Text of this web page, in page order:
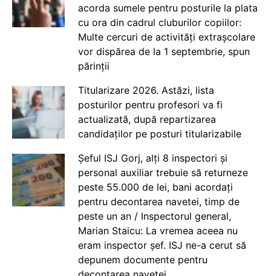
acorda sumele pentru posturile la plata
cu ora din cadrul cluburilor copiilor:
Multe cercuri de activități extrașcolare
vor dispărea de la 1 septembrie, spun
părinții
Titularizare 2026. Astăzi, lista
posturilor pentru profesori va fi
actualizată, după repartizarea
candidaților pe posturi titularizabile
Șeful ISJ Gorj, alți 8 inspectori și
personal auxiliar trebuie să returneze
peste 55.000 de lei, bani acordați
pentru decontarea navetei, timp de
peste un an / Inspectorul general,
Marian Staicu: La vremea aceea nu
eram inspector șef. ISJ ne-a cerut să
depunem documente pentru